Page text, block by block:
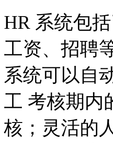
HR 系统包
工资、招聘
系统可以自
工 考核期内
核；灵活的